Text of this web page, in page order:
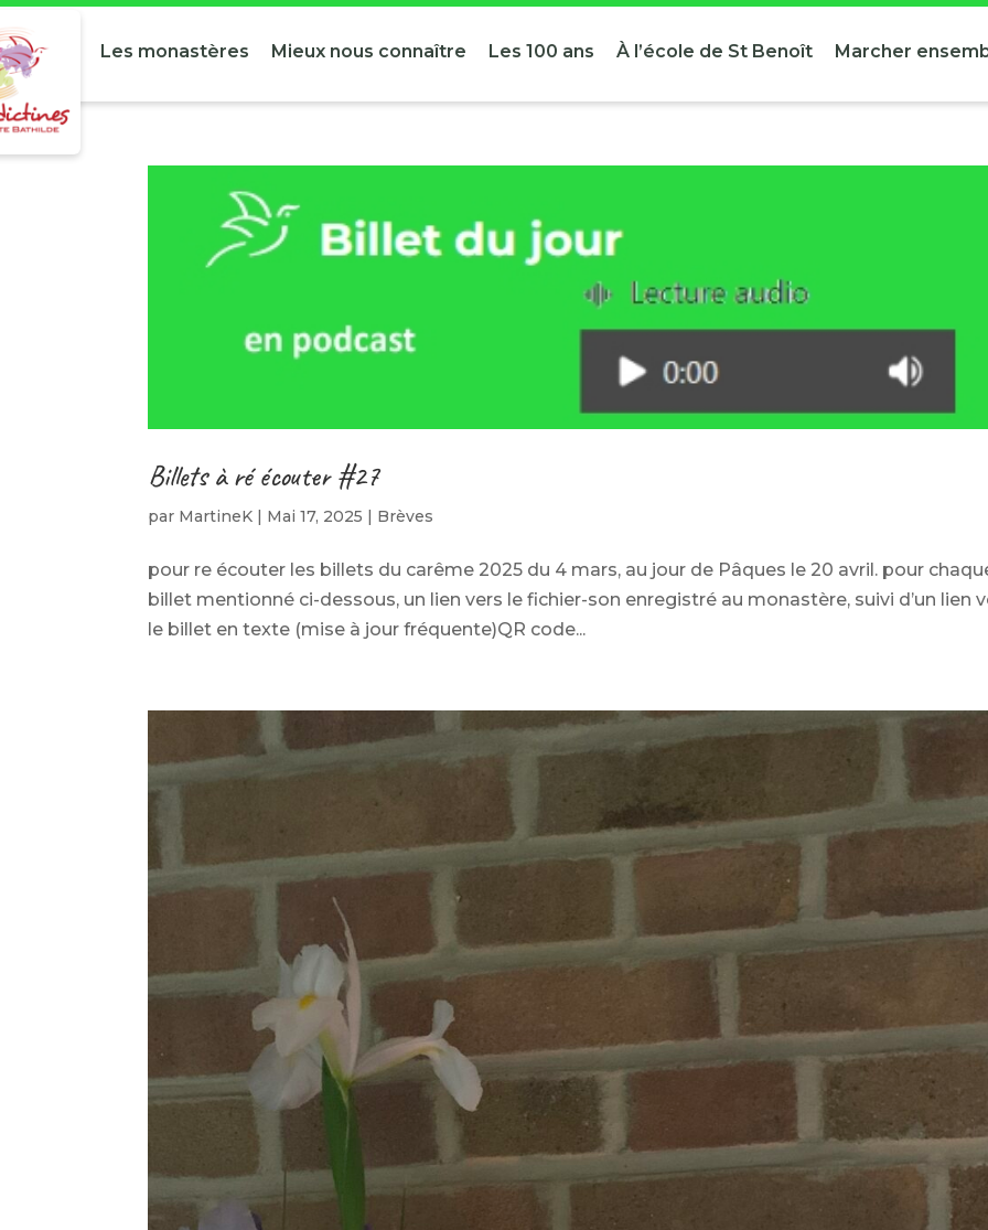
Les monastères Mieux nous connaître Les 100 ans À l’école de St Benoît Marcher
Billets à ré écouter #27
par MartineK | Mai 17, 2025 | Brèves
pour re écouter les billets du carême 2025 du 4 mars, au jour de Pâques le 20 avril. pour
billet mentionné ci-dessous, un lien vers le fichier-son enregistré au monastère, suivi d’un lien
le billet en texte (mise à jour fréquente)QR code...